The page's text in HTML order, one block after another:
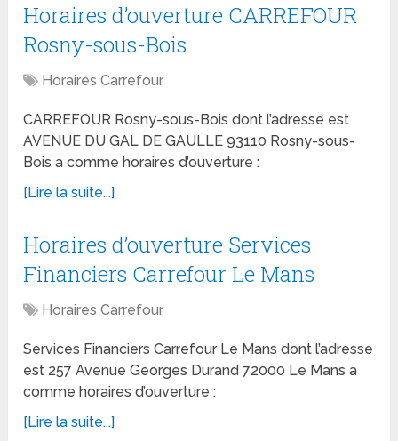
Horaires d’ouverture CARREFOUR
Rosny-sous-Bois
Horaires Carrefour
CARREFOUR Rosny-sous-Bois dont l’adresse est
AVENUE DU GAL DE GAULLE 93110 Rosny-sous-
Bois a comme horaires d’ouverture :
[Lire la suite...]
Horaires d’ouverture Services
Financiers Carrefour Le Mans
Horaires Carrefour
Services Financiers Carrefour Le Mans dont l’adresse
est 257 Avenue Georges Durand 72000 Le Mans a
comme horaires d’ouverture :
[Lire la suite...]